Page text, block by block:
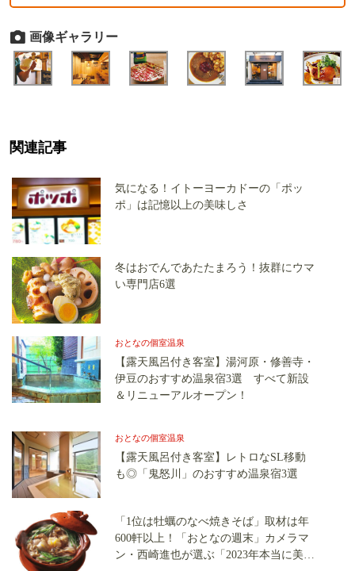
画像ギャラリー
関連記事
気になる！イトーヨーカドーの「ポッ
ポ」は記憶以上の美味しさ
冬はおでんであたたまろう！抜群にウマ
い専門店6選
おとなの個室温泉
【露天風呂付き客室】湯河原・修善寺・
伊豆のおすすめ温泉宿3選 すべて新設
＆リニューアルオープン！
おとなの個室温泉
【露天風呂付き客室】レトロなSL移動
も◎「鬼怒川」のおすすめ温泉宿3選
「1位は牡蠣のなべ焼きそば」取材は年
600軒以上！「おとなの週末」カメラマ
ン・西崎進也が選ぶ「2023年本当に美味